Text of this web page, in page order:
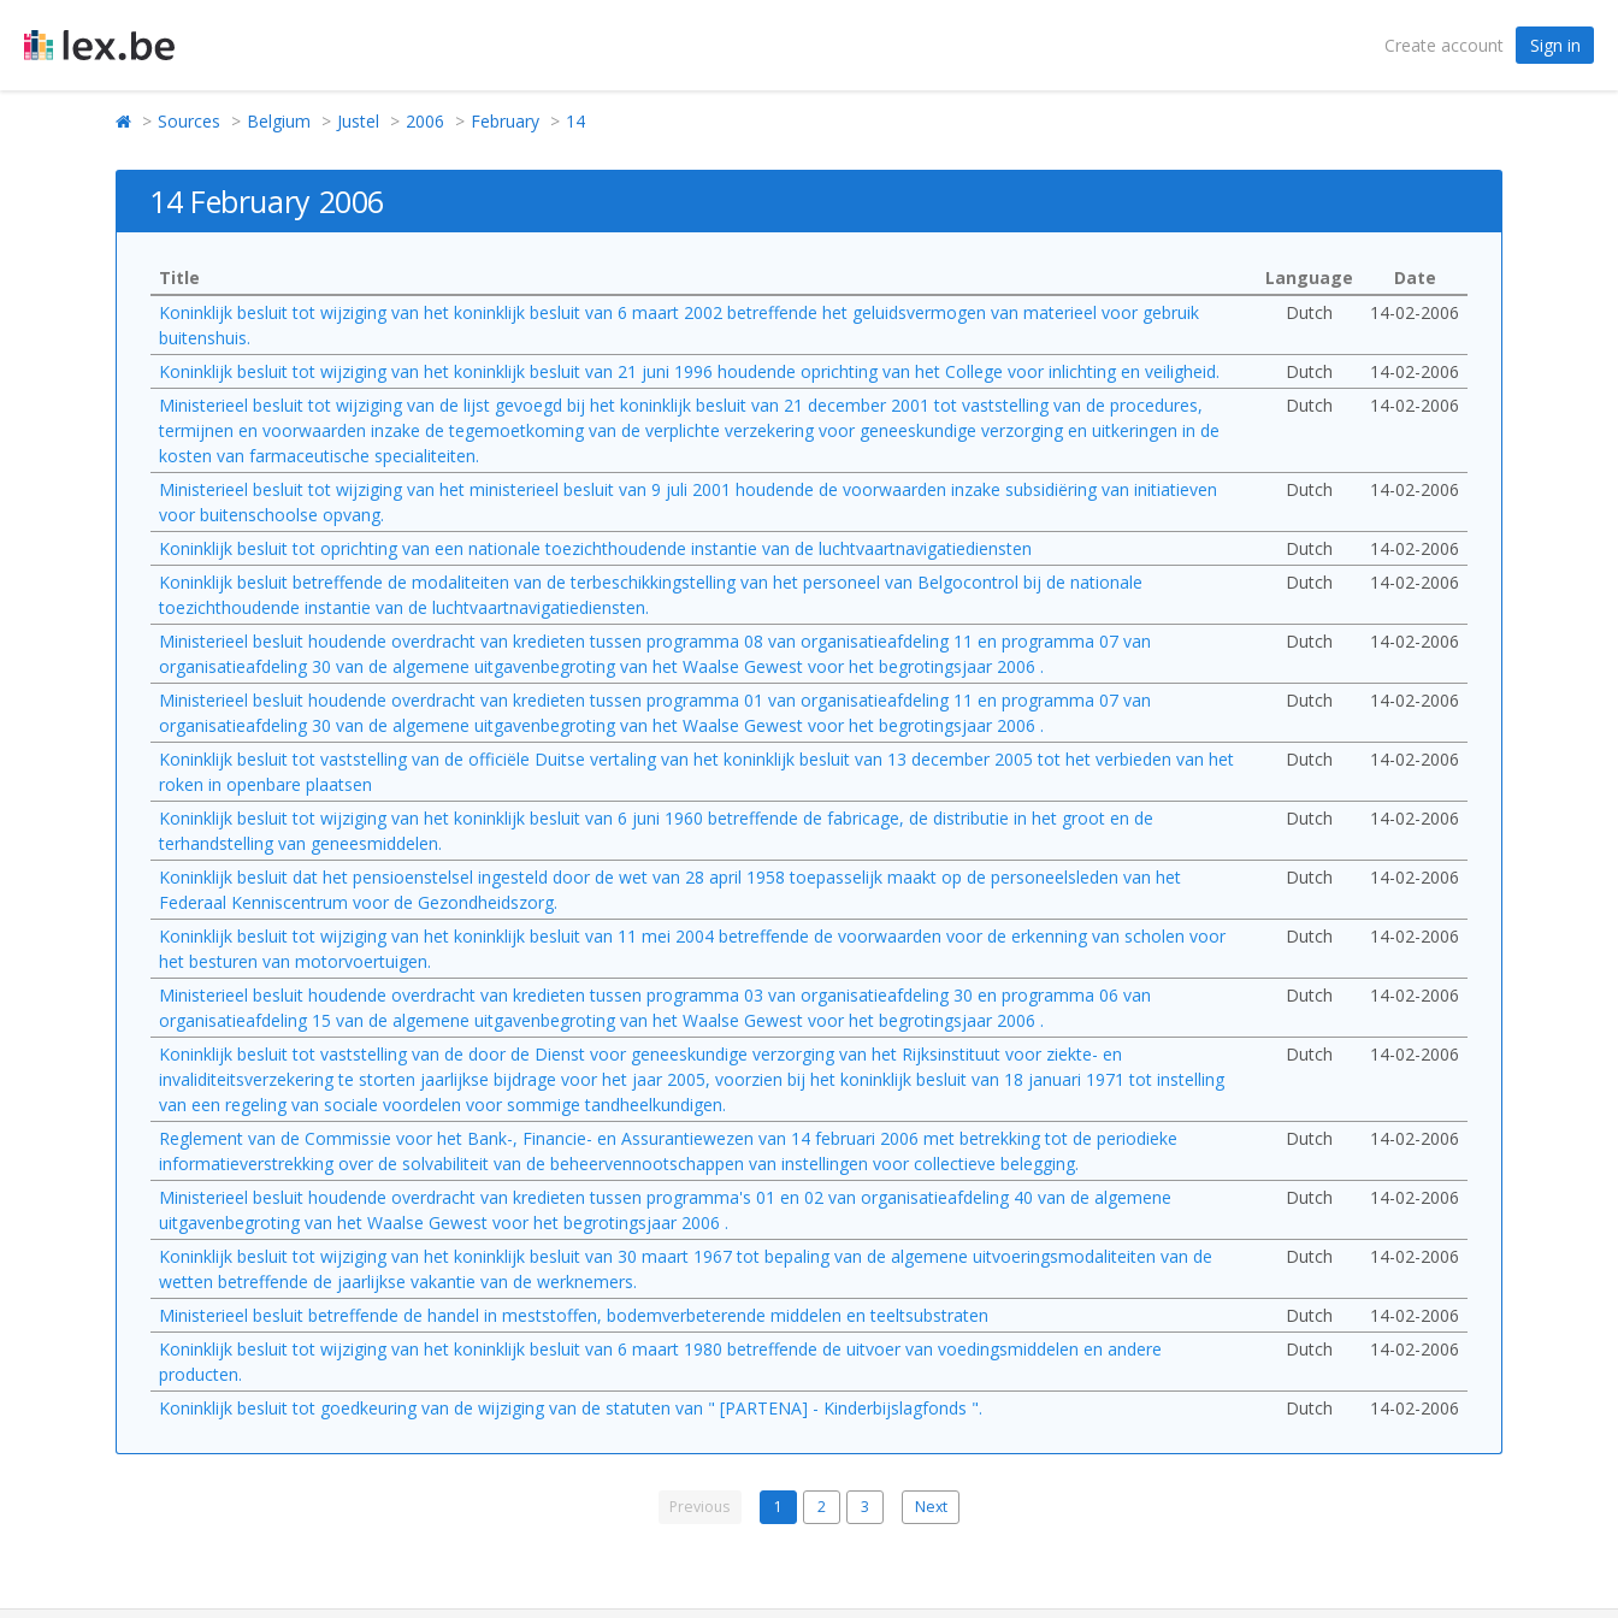
Create account Sign in
Sources Belgium Justel 2006 February 14
14 February 2006
Title Language
Date
Koninklijk besluit tot wijziging van het koninklijk besluit van 6 maart 2002 betreffende het geluidsvermogen van materieel voor gebruik
buitenshuis.
Dutch 14-02-2006
Koninklijk besluit tot wijziging van het koninklijk besluit van 21 juni 1996 houdende oprichting van het College voor inlichting en veiligheid. Dutch
14-02-2006
Ministerieel besluit tot wijziging van de lijst gevoegd bij het koninklijk besluit van 21 december 2001 tot vaststelling van de procedures,
termijnen en voorwaarden inzake de tegemoetkoming van de verplichte verzekering voor geneeskundige verzorging en uitkeringen in de
kosten van farmaceutische specialiteiten.
Dutch 14-02-2006
Ministerieel besluit tot wijziging van het ministerieel besluit van 9 juli 2001 houdende de voorwaarden inzake subsidiëring van initiatieven
voor buitenschoolse opvang.
Dutch 14-02-2006
Koninklijk besluit tot oprichting van een nationale toezichthoudende instantie van de luchtvaartnavigatiediensten Dutch
14-02-2006
Koninklijk besluit betreffende de modaliteiten van de terbeschikkingstelling van het personeel van Belgocontrol bij de nationale
toezichthoudende instantie van de luchtvaartnavigatiediensten.
Dutch 14-02-2006
Ministerieel besluit houdende overdracht van kredieten tussen programma 08 van organisatieafdeling 11 en programma 07 van
organisatieafdeling 30 van de algemene uitgavenbegroting van het Waalse Gewest voor het begrotingsjaar 2006 .
Dutch 14-02-2006
Ministerieel besluit houdende overdracht van kredieten tussen programma 01 van organisatieafdeling 11 en programma 07 van
organisatieafdeling 30 van de algemene uitgavenbegroting van het Waalse Gewest voor het begrotingsjaar 2006 .
Dutch 14-02-2006
Koninklijk besluit tot vaststelling van de officiële Duitse vertaling van het koninklijk besluit van 13 december 2005 tot het verbieden van het
roken in openbare plaatsen
Dutch 14-02-2006
Koninklijk besluit tot wijziging van het koninklijk besluit van 6 juni 1960 betreffende de fabricage, de distributie in het groot en de
terhandstelling van geneesmiddelen.
Dutch 14-02-2006
Koninklijk besluit dat het pensioenstelsel ingesteld door de wet van 28 april 1958 toepasselijk maakt op de personeelsleden van het
Federaal Kenniscentrum voor de Gezondheidszorg.
Dutch 14-02-2006
Koninklijk besluit tot wijziging van het koninklijk besluit van 11 mei 2004 betreffende de voorwaarden voor de erkenning van scholen voor
het besturen van motorvoertuigen.
Dutch 14-02-2006
Ministerieel besluit houdende overdracht van kredieten tussen programma 03 van organisatieafdeling 30 en programma 06 van
organisatieafdeling 15 van de algemene uitgavenbegroting van het Waalse Gewest voor het begrotingsjaar 2006 .
Dutch 14-02-2006
Koninklijk besluit tot vaststelling van de door de Dienst voor geneeskundige verzorging van het Rijksinstituut voor ziekte- en
invaliditeitsverzekering te storten jaarlijkse bijdrage voor het jaar 2005, voorzien bij het koninklijk besluit van 18 januari 1971 tot instelling
van een regeling van sociale voordelen voor sommige tandheelkundigen.
Dutch 14-02-2006
Reglement van de Commissie voor het Bank-, Financie- en Assurantiewezen van 14 februari 2006 met betrekking tot de periodieke
informatieverstrekking over de solvabiliteit van de beheervennootschappen van instellingen voor collectieve belegging.
Dutch 14-02-2006
Ministerieel besluit houdende overdracht van kredieten tussen programma's 01 en 02 van organisatieafdeling 40 van de algemene
uitgavenbegroting van het Waalse Gewest voor het begrotingsjaar 2006 .
Dutch 14-02-2006
Koninklijk besluit tot wijziging van het koninklijk besluit van 30 maart 1967 tot bepaling van de algemene uitvoeringsmodaliteiten van de
wetten betreffende de jaarlijkse vakantie van de werknemers.
Dutch 14-02-2006
Ministerieel besluit betreffende de handel in meststoffen, bodemverbeterende middelen en teeltsubstraten Dutch
14-02-2006
Koninklijk besluit tot wijziging van het koninklijk besluit van 6 maart 1980 betreffende de uitvoer van voedingsmiddelen en andere
producten.
Dutch 14-02-2006
Koninklijk besluit tot goedkeuring van de wijziging van de statuten van " [PARTENA] - Kinderbijslagfonds ". Dutch 14-02-2006
Previous 1 2 3 Next